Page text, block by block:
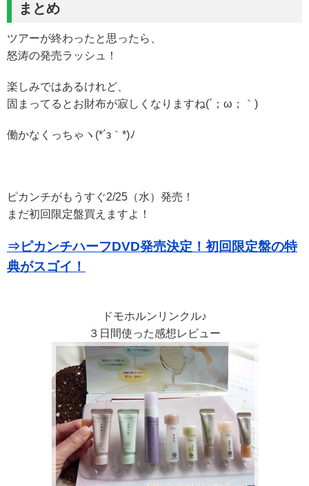
まとめ
ツアーが終わったと思ったら、
怒涛の発売ラッシュ！
楽しみではあるけれど、
固まってるとお財布が寂しくなりますね(´；ω；｀)
働かなくっちゃヽ(*´з｀*)ﾉ
ピカンチがもうすぐ2/25（水）発売！
まだ初回限定盤買えますよ！
⇒ピカンチハーフDVD発売決定！初回限定盤の特
典がスゴイ！
ドモホルンリンクル♪
３日間使った感想レビュー